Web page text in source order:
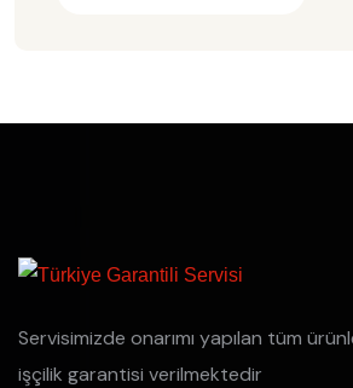
Servisimizde onarımı yapılan tüm
işçilik garantisi verilmektedir